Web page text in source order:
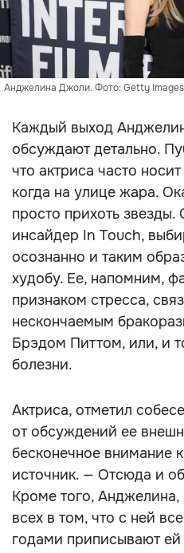
Анджелина Джоли. Фото: Getty Images
Каждый выход
обсуждают детально.
что актриса часто
когда на улице жара.
просто прихоть звезды.
инсайдер In Touch,
осознанно и таким
худобу. Ее, напомним,
признаком стресса,
нескончаемым
Брэдом Питтом, или, и
болезни.
Актриса, отметил
от обсуждений ее
бесконечное внимание
источник. — Отсюда и
Кроме того, Анджелина,
всех в том, что с ней
годами приписывают ей